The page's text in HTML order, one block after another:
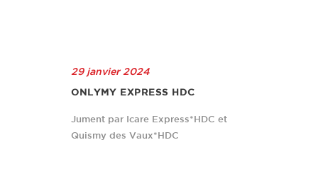
29 janvier 2024
ONLYMY EXPRESS HDC
Jument par Icare Express*HDC et
Quismy des Vaux*HDC